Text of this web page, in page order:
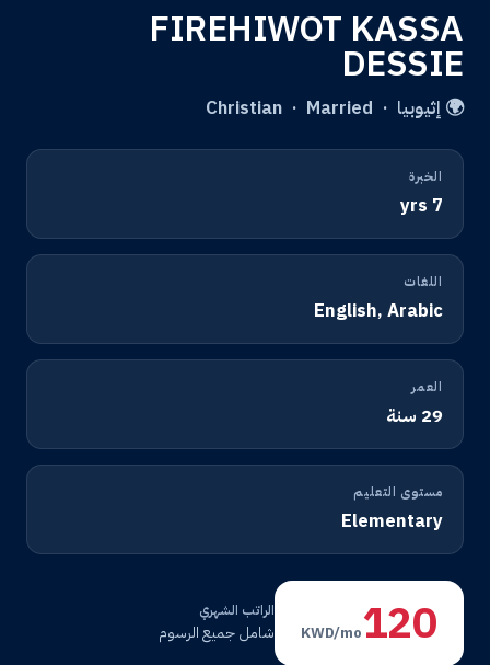
FIREHIWOT KASSA
DESSIE
🌍 إثيوبيا · Christian · Married
الخبرة
7 yrs
اللغات
English, Arabic
العمر
29 سنة
مستوى التعليم
Elementary
120
KWD/mo
الراتب الشهري
شامل جميع الرسوم